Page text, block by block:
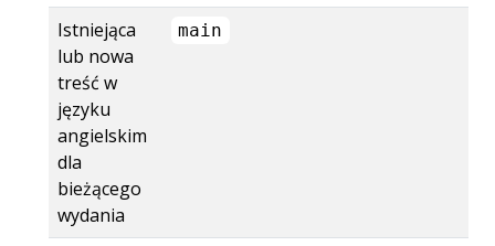
Istniejąca
lub nowa
treść w
języku
angielskim
dla
bieżącego
wydania
main